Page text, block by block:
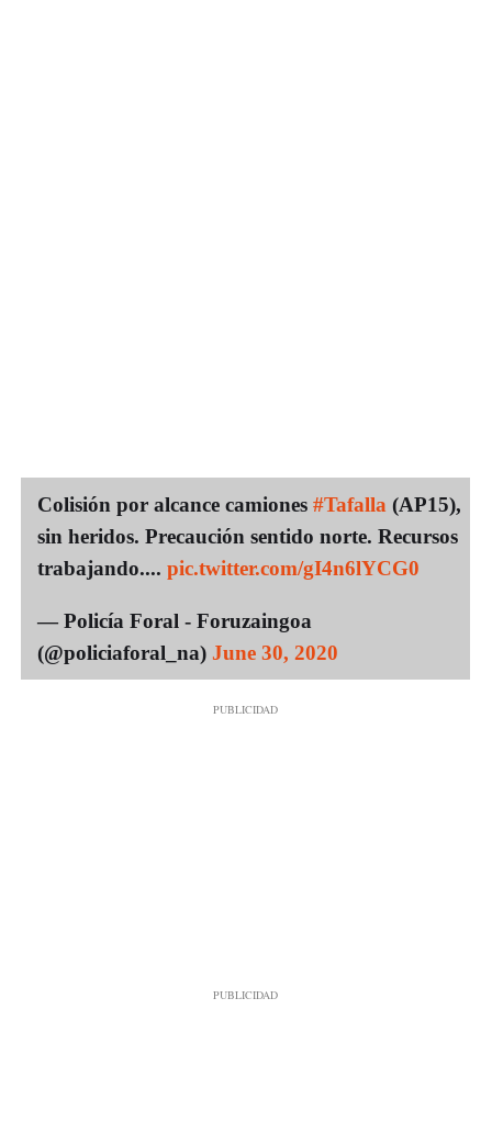
Colisión por alcance camiones #Tafalla (AP15),
sin heridos. Precaución sentido norte. Recursos
trabajando.... pic.twitter.com/gI4n6lYCG0
— Policía Foral - Foruzaingoa
(@policiaforal_na) June 30, 2020